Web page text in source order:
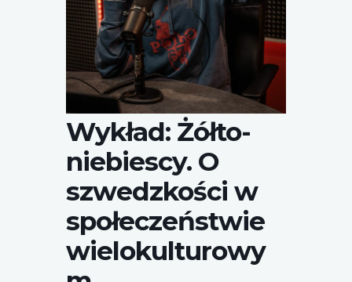
Wykład: Żółto-
niebiescy. O
szwedzkości w
społeczeństwie
wielokulturowy